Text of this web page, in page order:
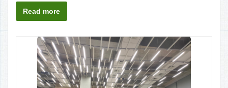
Read more